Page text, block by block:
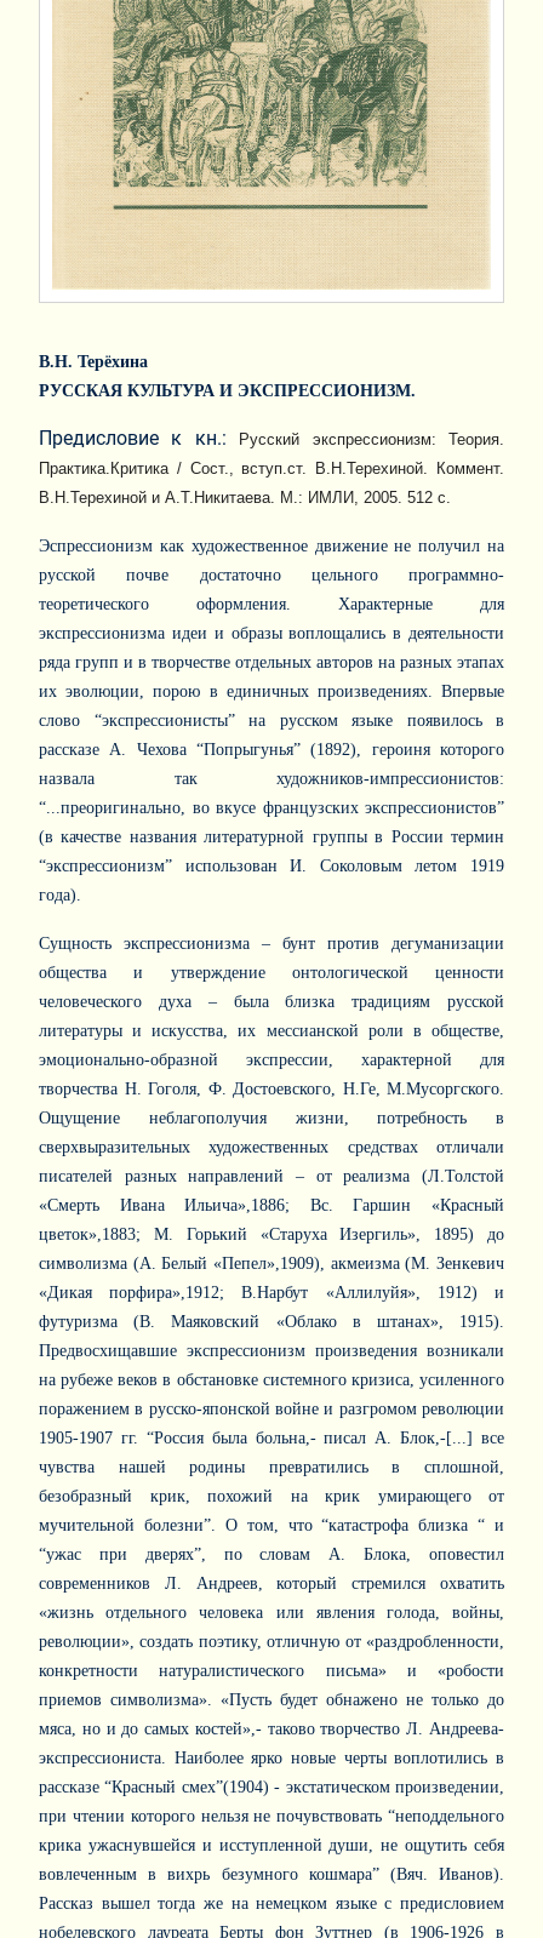
В.Н. Терёхина
РУССКАЯ КУЛЬТУРА И ЭКСПРЕССИОНИЗМ.
Предисловие к кн.:
Русский экспрессионизм: Теория.
Практика.Критика / Сост., вступ.ст. В.Н.Терехиной. Коммент.
В.Н.Терехиной и А.Т.Никитаева. М.: ИМЛИ, 2005. 512 с.
Эспрессионизм как художественное движение не получил на
русской почве достаточно цельного программно-
теоретического оформления. Характерные для
экспрессионизма идеи и образы воплощались в деятельности
ряда групп и в творчестве отдельных авторов на разных этапах
их эволюции, порою в единичных произведениях. Впервые
слово “экспрессионисты” на русском языке появилось в
рассказе А. Чехова “Попрыгунья” (1892), героиня которого
назвала так художников-импрессионистов:
“...преоригинально, во вкусе французских экспрессионистов”
(в качестве названия литературной группы в России термин
“экспрессионизм” использован И. Соколовым летом 1919
года).
Сущность экспрессионизма – бунт против дегуманизации
общества и утверждение онтологической ценности
человеческого духа – была близка традициям русской
литературы и искусства, их мессианской роли в обществе,
эмоционально-образной экспрессии, характерной для
творчества Н. Гоголя, Ф. Достоевского, Н.Ге, М.Мусоргского.
Ощущение неблагополучия жизни, потребность в
сверхвыразительных художественных средствах отличали
писателей разных направлений – от реализма (Л.Толстой
«Смерть Ивана Ильича»,1886; Вс. Гаршин «Красный
цветок»,1883; М. Горький «Старуха Изергиль», 1895) до
символизма (А. Белый «Пепел»,1909), акмеизма (М. Зенкевич
«Дикая порфира»,1912; В.Нарбут «Аллилуйя», 1912) и
футуризма (В. Маяковский «Облако в штанах», 1915).
Предвосхищавшие экспрессионизм произведения возникали
на рубеже веков в обстановке системного кризиса, усиленного
поражением в русско-японской войне и разгромом революции
1905-1907 гг. “Россия была больна,- писал А. Блок,-[...] все
чувства нашей родины превратились в сплошной,
безобразный крик, похожий на крик умирающего от
мучительной болезни”. О том, что “катастрофа близка “ и
“ужас при дверях”, по словам А. Блока, оповестил
современников Л. Андреев, который стремился охватить
«жизнь отдельного человека или явления голода, войны,
революции», создать поэтику, отличную от «раздробленности,
конкретности натуралистического письма» и «робости
приемов символизма». «Пусть будет обнажено не только до
мяса, но и до самых костей»,- таково творчество Л. Андреева-
экспрессиониста. Наиболее ярко новые черты воплотились в
рассказе “Красный смех”(1904) - экстатическом произведении,
при чтении которого нельзя не почувствовать “неподдельного
крика ужаснувшейся и исступленной души, не ощутить себя
вовлеченным в вихрь безумного кошмара” (Вяч. Иванов).
Рассказ вышел тогда же на немецком языке с предисловием
нобелевского лауреата Берты фон Зуттнер (в 1906-1926 в